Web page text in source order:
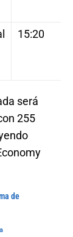
15:20
será
255
de